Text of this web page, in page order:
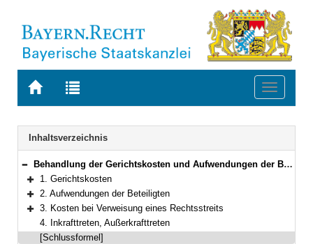
Zur
BAYERN.RECHT
Zur
letzten
Suche
Toggle
Navigation
Inhaltsverzeichnis
Bereich reduzieren
Behandlung der Gerichtskosten und Aufwendungen der Beteiligten in verwaltungsgerichtlichen Verfahren
Bereich erweitern
1. Gerichtskosten
Bereich erweitern
2. Aufwendungen der Beteiligten
Bereich erweitern
3. Kosten bei Verweisung eines Rechtsstreits
4. Inkrafttreten, Außerkrafttreten
[Schlussformel]